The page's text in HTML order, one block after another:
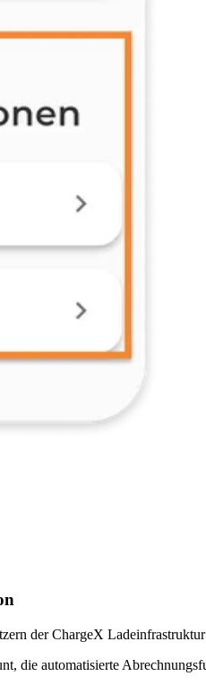
der ChargeX
die automatisierte